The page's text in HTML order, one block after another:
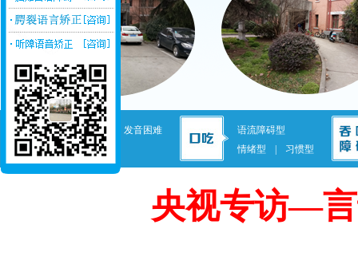
发音不准
发音困难
失语症
语流障碍型
情绪型
习惯型
央视专访—